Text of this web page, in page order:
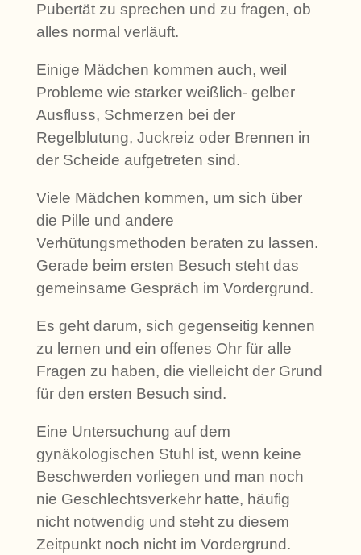
Pubertät zu sprechen und zu fragen, ob
alles normal verläuft.
Einige Mädchen kommen auch, weil
Probleme wie starker weißlich- gelber
Ausfluss, Schmerzen bei der
Regelblutung, Juckreiz oder Brennen in
der Scheide aufgetreten sind.
Viele Mädchen kommen, um sich über
die Pille und andere
Verhütungsmethoden beraten zu lassen.
Gerade beim ersten Besuch steht das
gemeinsame Gespräch im Vordergrund.
Es geht darum, sich gegenseitig kennen
zu lernen und ein offenes Ohr für alle
Fragen zu haben, die vielleicht der Grund
für den ersten Besuch sind.
Eine Untersuchung auf dem
gynäkologischen Stuhl ist, wenn keine
Beschwerden vorliegen und man noch
nie Geschlechtsverkehr hatte, häufig
nicht notwendig und steht zu diesem
Zeitpunkt noch nicht im Vordergrund.